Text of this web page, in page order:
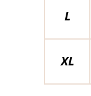
L
XL